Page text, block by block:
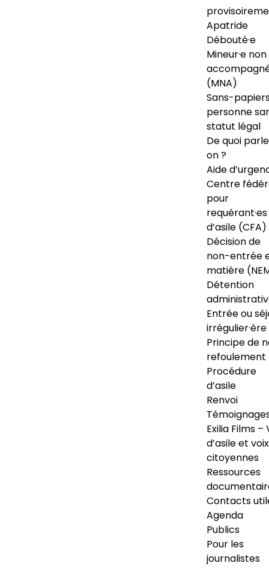
Apatride
Débouté·e
Mineur·e non
(MNA)
Sans-
personne
statut légal
De quoi
on ?
Aide
Centre
pour
requérant·es
d’asile (CFA)
Décision de
non-entrée
matière
Détention
Entrée ou
irrégulier·ère
Principe de
refoulement
Procédure
d’asile
Renvoi
Exilia Films –
d’asile et voix
citoyennes
Ressources
Contacts
Agenda
Publics
Pour les
journalistes